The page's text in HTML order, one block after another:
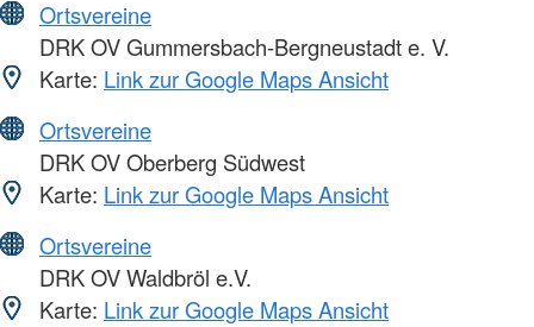
Ortsvereine
DRK OV Gummersbach-Bergneustadt e. V.
Karte: Link zur Google Maps Ansicht
Ortsvereine
DRK OV Oberberg Südwest
Karte: Link zur Google Maps Ansicht
Ortsvereine
DRK OV Waldbröl e.V.
Karte: Link zur Google Maps Ansicht